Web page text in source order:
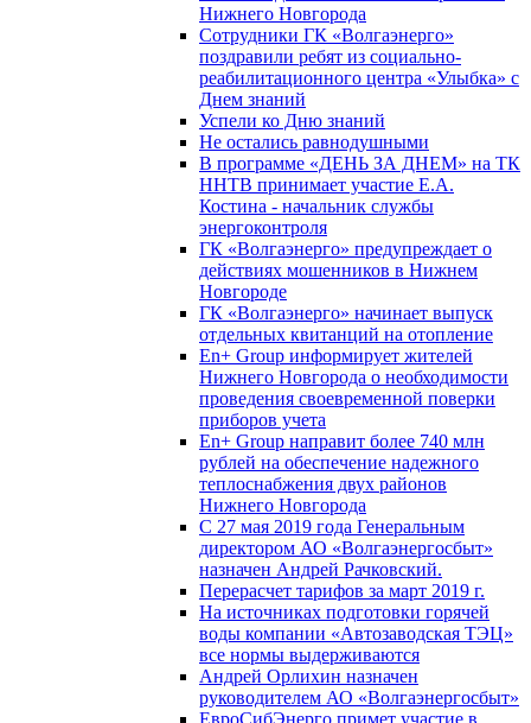
Нижнего Новгорода
Сотрудники ГК «Волгаэнерго»
поздравили ребят из социально-
реабилитационного центра «Улыбка» с
Днем знаний
Успели ко Дню знаний
Не остались равнодушными
В программе «ДЕНЬ ЗА ДНЕМ» на ТК
ННТВ принимает участие Е.А.
Костина - начальник службы
энергоконтроля
ГК «Волгаэнерго» предупреждает о
действиях мошенников в Нижнем
Новгороде
ГК «Волгаэнерго» начинает выпуск
отдельных квитанций на отопление
En+ Group информирует жителей
Нижнего Новгорода о необходимости
проведения своевременной поверки
приборов учета
En+ Group направит более 740 млн
рублей на обеспечение надежного
теплоснабжения двух районов
Нижнего Новгорода
С 27 мая 2019 года Генеральным
директором АО «Волгаэнергосбыт»
назначен Андрей Рачковский.
Перерасчет тарифов за март 2019 г.
На источниках подготовки горячей
воды компании «Автозаводская ТЭЦ»
все нормы выдерживаются
Андрей Орлихин назначен
руководителем АО «Волгаэнергосбыт»